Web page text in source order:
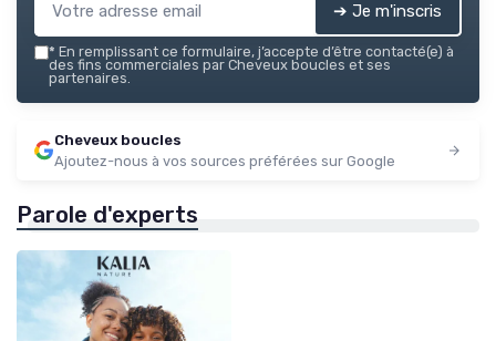
➔ Je m'inscris
* En remplissant ce formulaire, j’accepte d’être contacté(e) à
des fins commerciales par Cheveux boucles et ses
partenaires.
Cheveux boucles
Ajoutez-nous à vos sources préférées sur Google
Parole d'experts